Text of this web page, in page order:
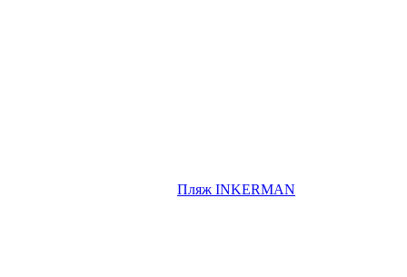
Пляж INKERMAN